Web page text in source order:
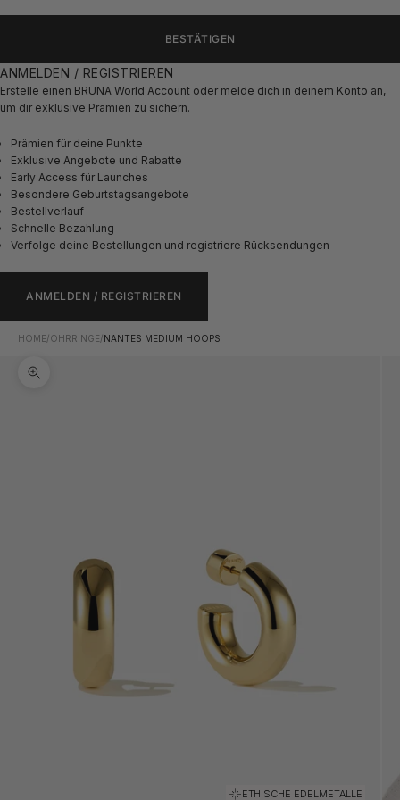
BESTÄTIGEN
ANMELDEN / REGISTRIEREN
Erstelle einen BRUNA World Account oder melde dich in deinem Konto an,
um dir exklusive Prämien zu sichern.
Prämien für deine Punkte
Exklusive Angebote und Rabatte
Early Access für Launches
Besondere Geburtstagsangebote
Bestellverlauf
Schnelle Bezahlung
Verfolge deine Bestellungen und registriere Rücksendungen
ANMELDEN / REGISTRIEREN
HOME/OHRRINGE/ NANTES MEDIUM HOOPS
Bild vergrößern
ETHISCHE EDELMETALLE